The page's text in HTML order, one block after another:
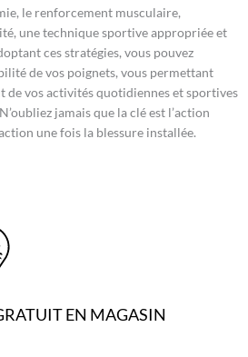
le renforcement musculaire,
une technique sportive appropriée et
ces stratégies, vous pouvez
de vos poignets, vous permettant
de vos activités quotidiennes et sportives
jamais que la clé est l’action
une fois la blessure installée.
EN MAGASIN